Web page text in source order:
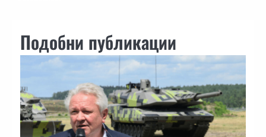
Подобни публикации